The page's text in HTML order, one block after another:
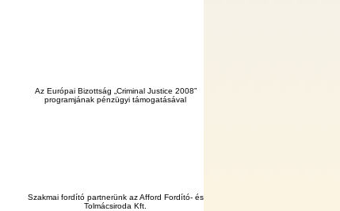
Az Európai Bizottság „Criminal Justice 2008”
programjának pénzügyi támogatásával
Szakmai fordító partnerünk az Afford Fordító- és
Tolmácsiroda Kft.